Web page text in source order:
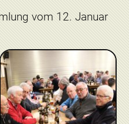
vom 12. Januar